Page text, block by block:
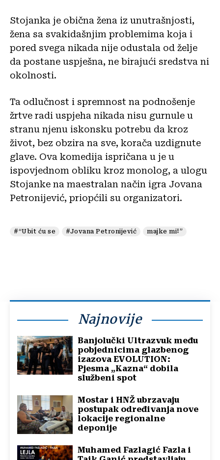
Stojanka je obična žena iz unutrašnjosti,
žena sa svakidašnjim problemima koja i
pored svega nikada nije odustala od želje
da postane uspješna, ne birajući sredstva ni
okolnosti.
Ta odlučnost i spremnost na podnošenje
žrtve radi uspjeha nikada nisu gurnule u
stranu njenu iskonsku potrebu da kroz
život, bez obzira na sve, korača uzdignute
glave. Ova komedija ispričana u je u
ispovjednom obliku kroz monolog, a ulogu
Stojanke na maestralan način igra Jovana
Petronijević, priopćili su organizatori.
#“Ubit ću se #Jovana Petronijević majke mi!”
Najnovije
Banjolučki Ultrazvuk među
pobjednicima glazbenog
izazova EVOLUTION:
Pjesma „Kazna“ dobila
službeni spot
Mostar i HNŽ ubrzavaju
postupak određivanja nove
lokacije regionalne
deponije
Muhamed Fazlagić Fazla i